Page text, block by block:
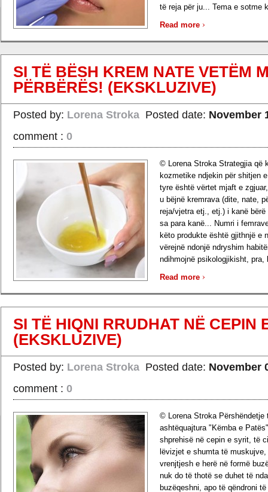
të reja për ju... Tema e sotme
Read more ›
SI TË BËSH KREM NATE VETËM
PËRBËRËS! (EKSKLUZIVE)
Posted by: Lorena Stroka Posted date: November
comment : 0
© Lorena Stroka Strategjia që
kozmetike ndjekin për shitjen
tyre është vërtet mjaft e
u bëjnë kremrava (dite, nate,
reja/vjetra etj., etj.) i kanë
sa para kanë... Numri i
këto produkte është gjithnjë e
vërejnë ndonjë ndryshim
ndihmojnë psikologjikisht, pra,
Read more ›
SI TË HIQNI RRUDHAT NË CEPIN
(EKSKLUZIVE)
Posted by: Lorena Stroka Posted date: November
comment : 0
© Lorena Stroka Përshëndetje
ashtëquajtura "Këmba e
shprehisë në cepin e syrit, të
lëvizjet e shumta të
vrenjtjesh e herë në formë
nuk do të thotë se duhet të
buzëqeshni, apo të qëndroni